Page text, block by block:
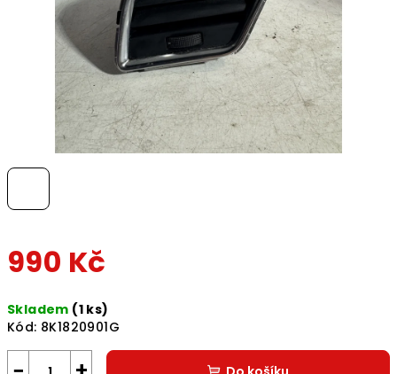
990 Kč
cena:
Skladem (1 ks)
Kód: 8K1820901G